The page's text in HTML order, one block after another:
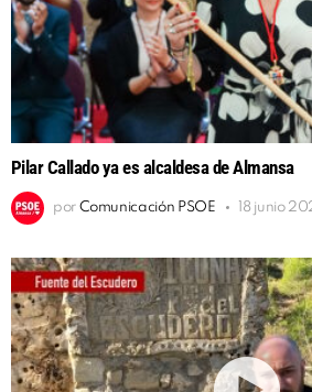
Pilar Callado ya es alcaldesa de Almansa
por Comunicación PSOE 18 junio